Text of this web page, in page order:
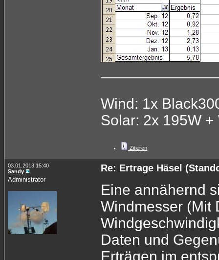
Wind: 1x
Solar: 2x 195W
Zitieren
03.01.2013 15:40
Sandy
Administrator
Re: Ertrage Häsel
Eine annähernd
Windmesser (Mit
Daten und
Erträgen im